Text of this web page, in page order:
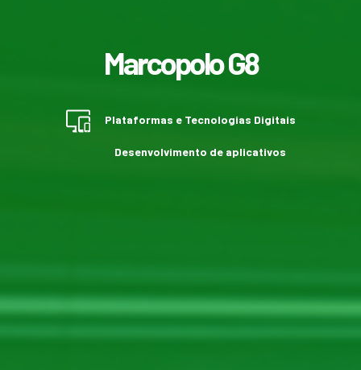
Marcopolo G8
Plataformas e Tecnologias Digitais
Desenvolvimento de aplicativos